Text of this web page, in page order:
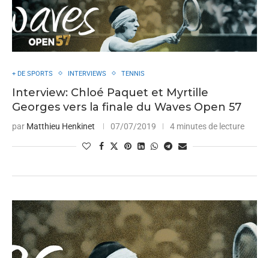
+ DE SPORTS INTERVIEWS TENNIS
Interview: Chloé Paquet et Myrtille
Georges vers la finale du Waves Open 57
par Matthieu Henkinet 07/07/2019 4 minutes de lecture